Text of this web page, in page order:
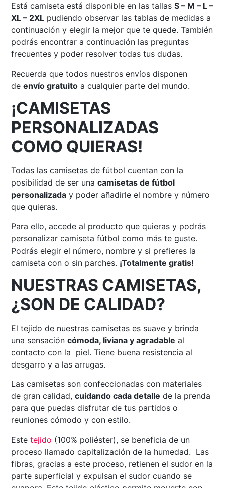
Está camiseta está disponible en las tallasS – M – L –
XL – 2XL pudiendo observar las tablas de medidas a
continuación y elegir la mejor que te quede. También
podrás encontrar a continuación las preguntas
frecuentes y poder resolver todas tus dudas.
Recuerda que todos nuestros envíos disponen
deenvío gratuito a cualquier parte del mundo.
¡CAMISETAS
PERSONALIZADAS
COMO QUIERAS!
Todas las camisetas de fútbol cuentan con la
posibilidad de ser unacamisetas de fútbol
personalizada y poder añadirle el nombre y número
que quieras.
Para ello, accede al producto que quieras y podrás
personalizar camiseta fútbol como más te guste.
Podrás elegir el número, nombre y si prefieres la
camiseta con o sin parches. ¡Totalmente gratis!
NUESTRAS CAMISETAS,
¿SON DE CALIDAD?
El tejido de nuestras camisetas es suave y brinda
una sensacióncómoda, liviana y agradable al
contacto con la piel. Tiene buena resistencia al
desgarro y a las arrugas.
Las camisetas son confeccionadas con materiales
de gran calidad,cuidando cada detalle de la prenda
para que puedas disfrutar de tus partidos o
reuniones cómodo y con estilo.
Estetejido (100% poliéster), se beneficia de un
proceso llamado capitalización de la humedad. Las
fibras, gracias a este proceso, retienen el sudor en la
parte superficial y expulsan el sudor cuando se